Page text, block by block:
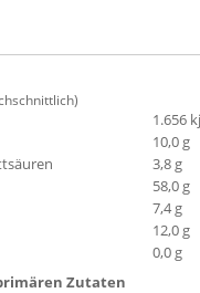
1.656
10,0 g
3,8 g
58,0 g
7,4 g
12,0 g
0,0 g
Zutaten